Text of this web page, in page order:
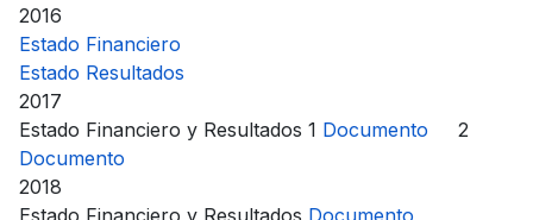
2016
Estado Financiero
Estado Resultados
2017
Estado Financiero y Resultados 1 Documento 2
Documento
2018
Estado Financiero y Resultados Documento